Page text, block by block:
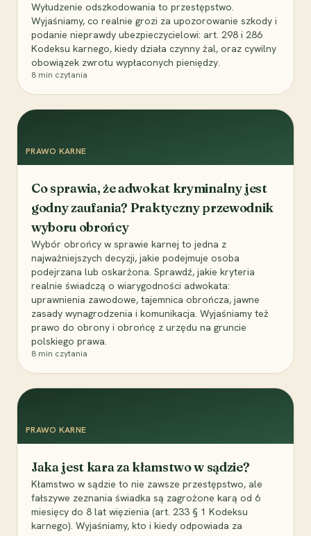
Wyłudzenie odszkodowania to przestępstwo.
Wyjaśniamy, co realnie grozi za upozorowanie szkody i
podanie nieprawdy ubezpieczycielowi: art. 298 i 286
Kodeksu karnego, kiedy działa czynny żal, oraz cywilny
obowiązek zwrotu wypłaconych pieniędzy.
8 min czytania
PRAWO KARNE
Co sprawia, że adwokat kryminalny jest
godny zaufania? Praktyczny przewodnik
wyboru obrońcy
Wybór obrońcy w sprawie karnej to jedna z
najważniejszych decyzji, jakie podejmuje osoba
podejrzana lub oskarżona. Sprawdź, jakie kryteria
realnie świadczą o wiarygodności adwokata:
uprawnienia zawodowe, tajemnica obrończa, jawne
zasady wynagrodzenia i komunikacja. Wyjaśniamy też
prawo do obrony i obrońcę z urzędu na gruncie
polskiego prawa.
8 min czytania
PRAWO KARNE
Jaka jest kara za kłamstwo w sądzie?
Kłamstwo w sądzie to nie zawsze przestępstwo, ale
fałszywe zeznania świadka są zagrożone karą od 6
miesięcy do 8 lat więzienia (art. 233 § 1 Kodeksu
karnego). Wyjaśniamy, kto i kiedy odpowiada za